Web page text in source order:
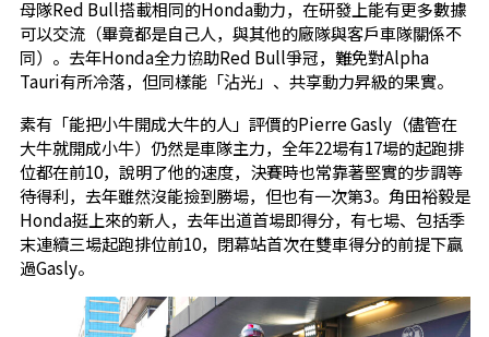
母隊Red Bull搭載相同的Honda動力，在研發上能有更多數據
可以交流（畢竟都是自己人，與其他的廠隊與客戶車隊關係不
同）。去年Honda全力協助Red Bull爭冠，難免對Alpha
Tauri有所冷落，但同樣能「沾光」、共享動力昇級的果實。
素有「能把小牛開成大牛的人」評價的Pierre Gasly（儘管在
大牛就開成小牛）仍然是車隊主力，全年22場有17場的起跑排
位都在前10，說明了他的速度，決賽時也常靠著堅實的步調等
待得利，去年雖然沒能撿到勝場，但也有一次第3。角田裕毅是
Honda挺上來的新人，去年出道首場即得分，有七場、包括季
末連續三場起跑排位前10，閉幕站首次在雙車得分的前提下贏
過Gasly。